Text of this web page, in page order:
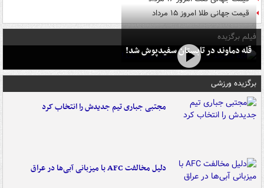
قیمت جهانی طلا امروز ۱۵ مرداد
فیلم برگزیده
قله دماوند در تابستان سفیدپوش شد!
برگزیده ورزشی
مجتبی جباری تیم جدیدش را انتخاب کرد
دلیل مخالفت AFC با میزبانی آبی‌ها در عراق